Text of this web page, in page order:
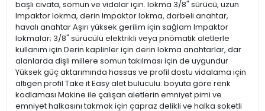
başlı cıvata, somun ve vidalar için. lokma 3/8" sürücü, uzun
Impaktor lokma, derin Impaktor lokma, darbeli anahtar,
havalı anahtar Aşırı yüksek gerilim için sağlam Impaktor
lokmalar; 3/8" sürücülü elektrikli veya pnömatik aletlerle
kullanım için Derin kaplinler için derin lokma anahtarlar, dar
alanlarda dişli millere somun takılması için de uygundur
Yüksek güç aktarımında hassas ve profil dostu vidalama için
altıgen profil Take it Easy alet buluculu: boyuta göre renk
kodlaması Makine ile çalışan aletlerin emniyet pimi ve
emniyet halkasını takmak için çapraz delikli ve halka soketli